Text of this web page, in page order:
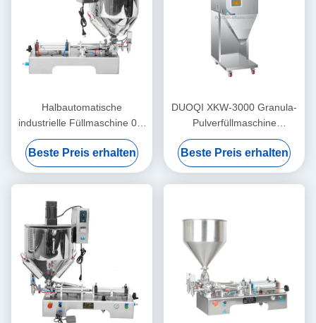
Halbautomatische
industrielle Füllmaschine 0,4
Mpa Lippenstift Heizung
Rührung Füllmaschine
Beste Preis erhalten
DUOQI XKW-3000 Granula-
Pulverfüllmaschine
automatisch für
Kaffeebohnen
Beste Preis erhalten